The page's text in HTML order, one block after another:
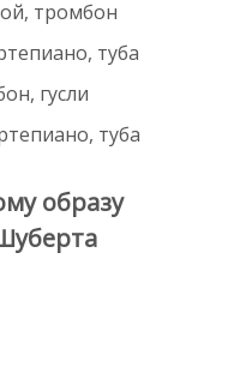
тромбон
туба
гусли
туба
образу